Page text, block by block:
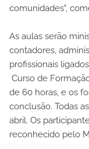
comunidades",
As aulas serão
contadores,
profissionais
Curso de
de 60 horas, e os
conclusão. Todas
abril. Os
reconhecido pelo